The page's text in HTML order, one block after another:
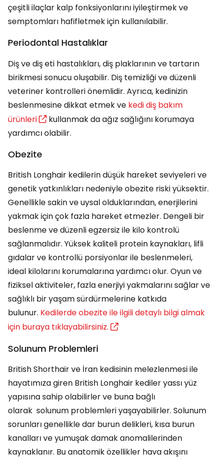
çeşitli ilaçlar kalp fonksiyonlarını iyileştirmek ve
semptomları hafifletmek için kullanılabilir.
Periodontal Hastalıklar
Diş ve diş eti hastalıkları, diş plaklarının ve tartarın
birikmesi sonucu oluşabilir. Diş temizliği ve düzenli
veteriner kontrolleri önemlidir. Ayrıca, kedinizin
beslenmesine dikkat etmek ve kedi diş bakım
ürünleri
kullanmak da ağız sağlığını korumaya
yardımcı olabilir.
Obezite
British Longhair kedilerin düşük hareket seviyeleri ve
genetik yatkınlıkları nedeniyle obezite riski yüksektir.
Genellikle sakin ve uysal olduklarından, enerjilerini
yakmak için çok fazla hareket etmezler. Dengeli bir
beslenme ve düzenli egzersiz ile kilo kontrolü
sağlanmalıdır. Yüksek kaliteli protein kaynakları, lifli
gıdalar ve kontrollü porsiyonlar ile beslenmeleri,
ideal kilolarını korumalarına yardımcı olur. Oyun ve
fiziksel aktiviteler, fazla enerjiyi yakmalarını sağlar ve
sağlıklı bir yaşam sürdürmelerine katkıda
bulunur. Kedilerde obezite ile ilgili detaylı bilgi almak
için buraya tıklayabilirsiniz.
Solunum Problemleri
British Shorthair ve İran kedisinin melezlenmesi ile
hayatımıza giren British Longhair kediler yassı yüz
yapısına sahip olabilirler ve buna bağlı
olarak solunum problemleri yaşayabilirler. Solunum
sorunları genellikle dar burun delikleri, kısa burun
kanalları ve yumuşak damak anomalilerinden
kaynaklanır. Bu anatomik özellikler hava akışını